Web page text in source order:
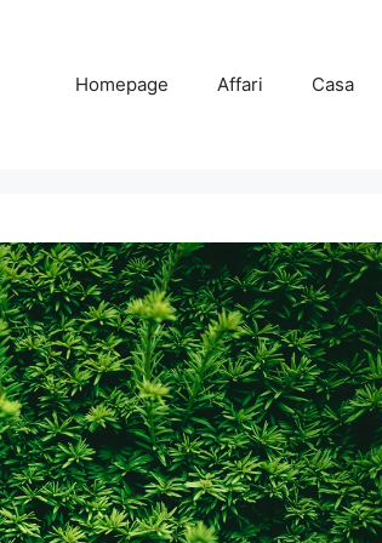
Homepage Affari Casa